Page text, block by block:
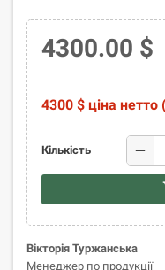
4300.00 $
4300 $ ціна
Кількість remove
Вікторія Туржанська
Менеджер по продукції